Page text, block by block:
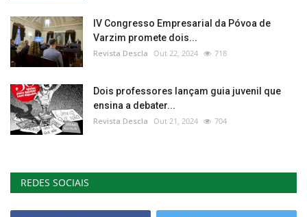
IV Congresso Empresarial da Póvoa de
Varzim promete dois...
Revista Descla Out 22, 2024 718
Dois professores lançam guia juvenil que
ensina a debater...
Revista Descla Out 21, 2024 704
REDES SOCIAIS